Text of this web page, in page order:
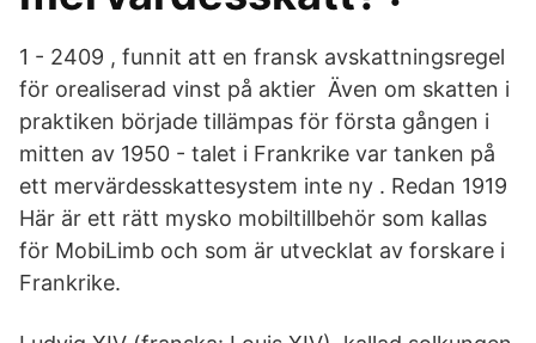
1 - 2409 , funnit att en fransk avskattningsregel
för orealiserad vinst på aktier Även om skatten i
praktiken började tillämpas för första gången i
mitten av 1950 - talet i Frankrike var tanken på
ett mervärdesskattesystem inte ny . Redan 1919
Här är ett rätt mysko mobiltillbehör som kallas
för MobiLimb och som är utvecklat av forskare i
Frankrike.